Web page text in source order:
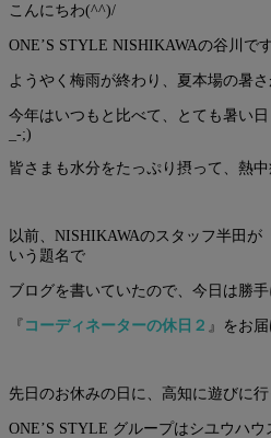
こんにちわ(^^)/
ONE’S STYLE NISHIKAWAの谷川です
ようやく梅雨が終わり、夏本場の暑
今年はいつもと比べて、とても暑い
_-;)
皆さまも水分をたっぷり摂って、熱
以前、NISHIKAWAのスタッフ半田が
いう題名で
ブログを書いていたので、今日は勝
『 コーディネーターの休日２ 』をお
先日のお休みの日に、高知に遊びに
ONE’S STYLE グループはシユウハ